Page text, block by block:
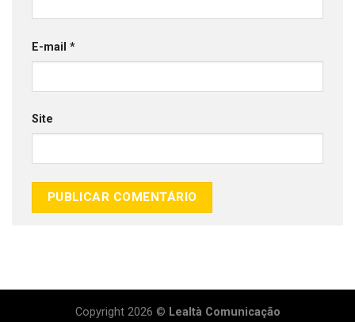
E-mail *
Site
Copyright 2026 © Lealtà Comunicação